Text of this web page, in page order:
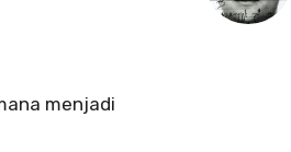
menjadi